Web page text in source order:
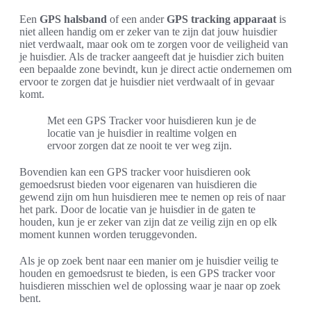
Een GPS halsband of een anderGPS tracking apparaat is
niet alleen handig om er zeker van te zijn dat jouw huisdier
niet verdwaalt, maar ook om te zorgen voor de veiligheid van
je huisdier. Als de tracker aangeeft dat je huisdier zich buiten
een bepaalde zone bevindt, kun je direct actie ondernemen om
ervoor te zorgen dat je huisdier niet verdwaalt of in gevaar
komt.
Met een GPS Tracker voor huisdieren kun je de
locatie van je huisdier in realtime volgen en
ervoor zorgen dat ze nooit te ver weg zijn.
Bovendien kan een GPS tracker voor huisdieren ook
gemoedsrust bieden voor eigenaren van huisdieren die
gewend zijn om hun huisdieren mee te nemen op reis of naar
het park. Door de locatie van je huisdier in de gaten te
houden, kun je er zeker van zijn dat ze veilig zijn en op elk
moment kunnen worden teruggevonden.
Als je op zoek bent naar een manier om je huisdier veilig te
houden en gemoedsrust te bieden, is een GPS tracker voor
huisdieren misschien wel de oplossing waar je naar op zoek
bent.